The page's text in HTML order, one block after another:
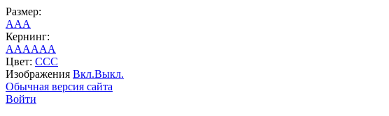
Размер:
AAA
Кернинг:
AAAAAA
Цвет: CCC
Изображения Вкл.Выкл.
Обычная версия сайта
Войти